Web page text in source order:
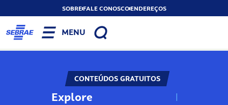
SOBREFALE CONOSCOENDEREÇOS
MENU
CONTEÚDOS GRATUITOS
Explore N